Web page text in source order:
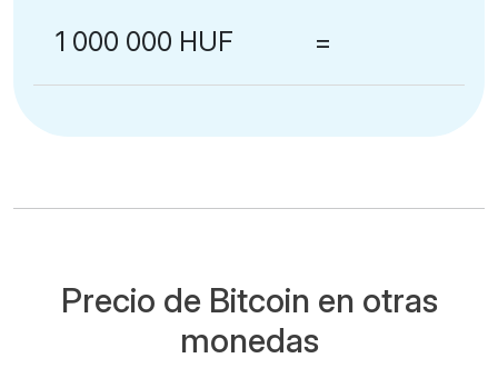
1 000 000 HUF =
Precio de Bitcoin en otras
monedas